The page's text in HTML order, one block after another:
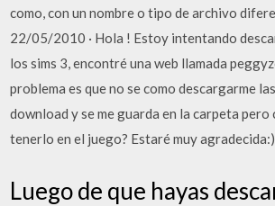
como, con un nombre o tipo de archivo
22/05/2010 · Hola ! Estoy intentando
los sims 3, encontré una web llamada
problema es que no se como descargarme
download y se me guarda en la carpeta pero
tenerlo en el juego? Estaré muy
Luego de que hayas